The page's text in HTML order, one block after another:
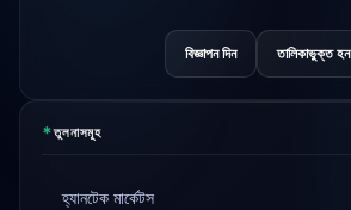
বিজ্ঞাপন দিন তালিকাভুক্ত হন
*তুলনাসমূহ
হ্যানটেক মার্কেটস